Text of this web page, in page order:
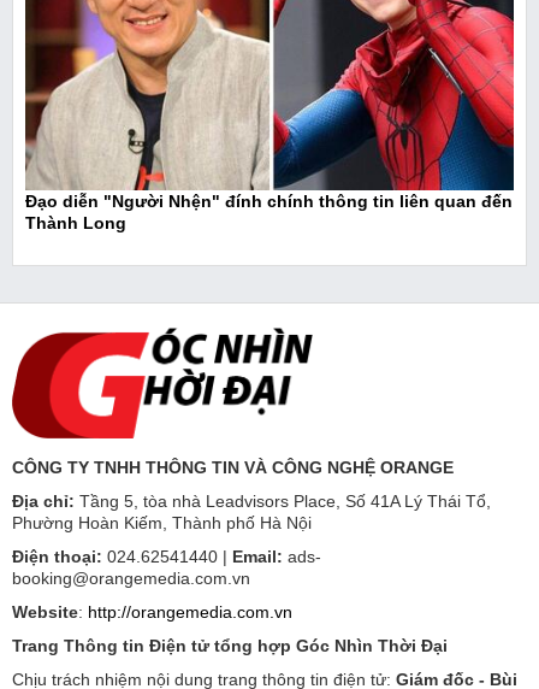
Đạo diễn "Người Nhện" đính chính thông tin liên quan đến
Thành Long
CÔNG TY TNHH THÔNG TIN VÀ CÔNG NGHỆ ORANGE
Địa chỉ: Tầng 5, tòa nhà Leadvisors Place, Số 41A Lý Thái Tổ,
Phường Hoàn Kiếm, Thành phố Hà Nội
Điện thoại: 024.62541440 | Email: ads-
booking@orangemedia.com.vn
Website: http://orangemedia.com.vn
Trang Thông tin Điện tử tổng hợp Góc Nhìn Thời Đại
Chịu trách nhiệm nội dung trang thông tin điện tử: Giám đốc - Bùi